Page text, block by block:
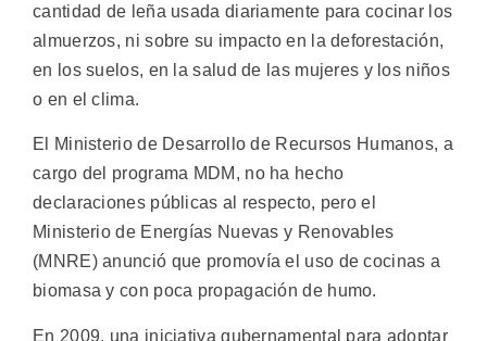
cantidad de leña usada diariamente para cocinar los
almuerzos, ni sobre su impacto en la deforestación,
en los suelos, en la salud de las mujeres y los niños
o en el clima.
El Ministerio de Desarrollo de Recursos Humanos, a
cargo del programa MDM, no ha hecho
declaraciones públicas al respecto, pero el
Ministerio de Energías Nuevas y Renovables
(MNRE) anunció que promovía el uso de cocinas a
biomasa y con poca propagación de humo.
En 2009, una iniciativa gubernamental para adoptar